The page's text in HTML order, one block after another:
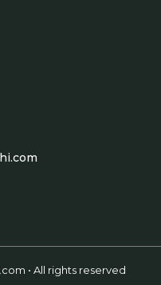
• All rights reserved